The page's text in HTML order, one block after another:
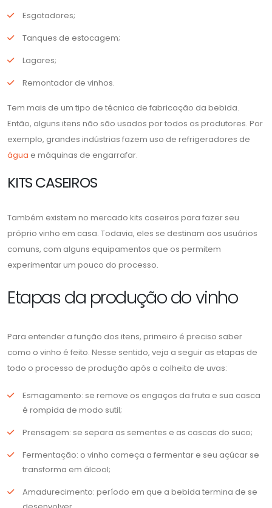
Esgotadores;
Tanques de estocagem;
Lagares;
Remontador de vinhos.
Tem mais de um tipo de técnica de fabricação da bebida.
Então, alguns itens não são usados por todos os produtores. Por
exemplo, grandes indústrias fazem uso de refrigeradores de
água e máquinas de engarrafar.
KITS CASEIROS
Também existem no mercado kits caseiros para fazer seu
próprio vinho em casa. Todavia, eles se destinam aos usuários
comuns, com alguns equipamentos que os permitem
experimentar um pouco do processo.
Etapas da produção do vinho
Para entender a função dos itens, primeiro é preciso saber
como o vinho é feito. Nesse sentido, veja a seguir as etapas de
todo o processo de produção após a colheita de uvas:
Esmagamento: se remove os engaços da fruta e sua casca
é rompida de modo sutil;
Prensagem: se separa as sementes e as cascas do suco;
Fermentação: o vinho começa a fermentar e seu açúcar se
transforma em álcool;
Amadurecimento: período em que a bebida termina de se